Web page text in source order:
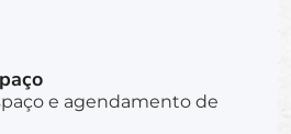
e agendamento de